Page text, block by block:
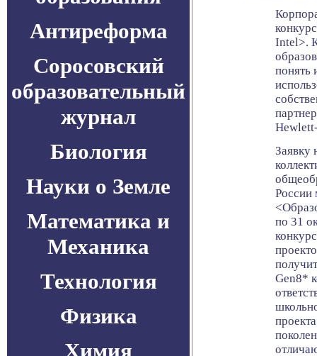
Антиреформа
Соросовский
образовательный
журнал
Биология
Науки о Земле
Математика и
Механика
Технология
Физика
Химия
Intel>.
понять
Заявку
России
по 31
Gen8*